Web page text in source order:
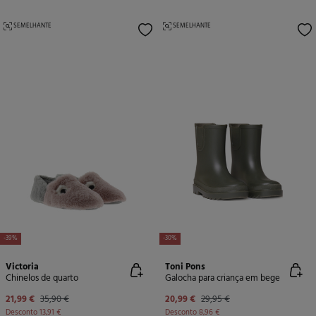
-39%
SEMELHANTE
Victoria
Chinelos de quarto
21,99 € 35,90 €
Desconto13,91 €
-30%
SEMELHANTE
Toni Pons
Galocha para criança em bege
20,99 € 29,95 €
Desconto8,96 €